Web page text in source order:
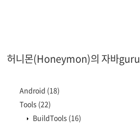
허니몬(Honeymon)의 자바guru
Android (18)
Tools (22)
BuildTools (16)